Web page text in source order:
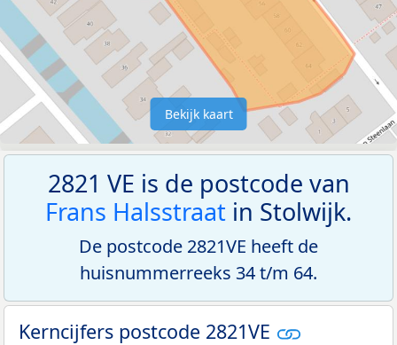
Bekijk kaart
2821 VE is de postcode van
Frans Halsstraat in Stolwijk.
De postcode 2821VE heeft de
huisnummerreeks 34 t/m 64.
Kerncijfers postcode 2821VE